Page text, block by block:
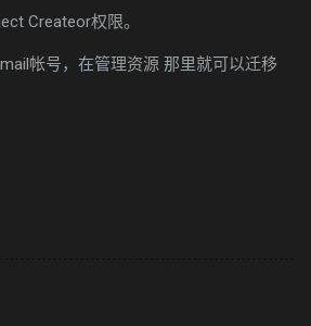
Createor权限。
帐号，在管理资源 那里就可以迁移